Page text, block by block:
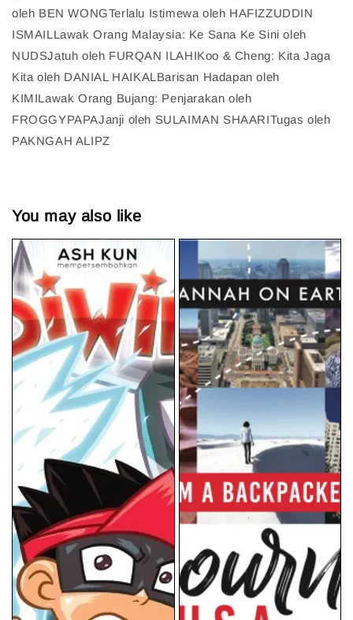
oleh BEN WONGTerlalu Istimewa oleh HAFIZZUDDIN
ISMAILLawak Orang Malaysia: Ke Sana Ke Sini oleh
NUDSJatuh oleh FURQAN ILAHIKoo & Cheng: Kita Jaga
Kita oleh DANIAL HAIKALBarisan Hadapan oleh
KIMILawak Orang Bujang: Penjarakan oleh
FROGGYPAPAJanji oleh SULAIMAN SHAARITugas oleh
PAKNGAH ALIPZ
You may also like